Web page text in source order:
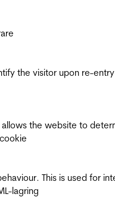
the visitor upon re-
the website to
This is used for
lagring